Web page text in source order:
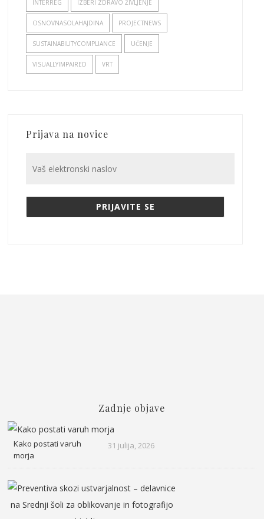
INTERREG IZBERI ZDRAVO ŽIVLJENJE
OSNOVNASOLAHAJDINA PROJECTNEWS
SUSTAINABILITYCOMPLIANCE UČENJE
VISUALLYIMPAIRED VRT
Prijava na novice
Zadnje objave
Kako postati varuh
morja
31 julija, 2026